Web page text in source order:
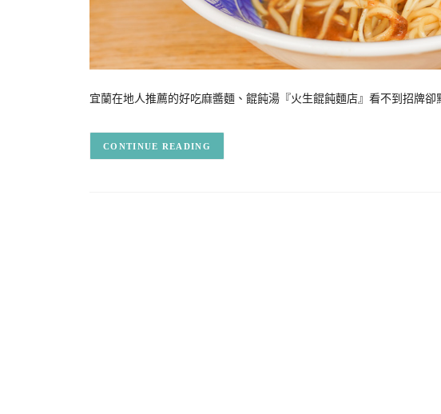
宜蘭在地人推薦的好吃麻醬麵、餛飩湯『火生餛飩麵店』看不到招牌
CONTINUE READING